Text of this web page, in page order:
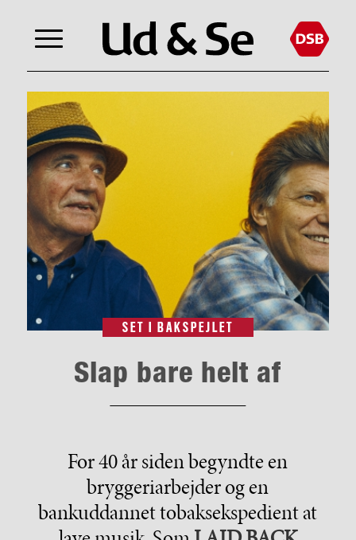
SET I BAKSPEJLET
Slap bare helt af
For 40 år siden begyndte en
bryggeriarbejder og en
bankuddannet tobaksekspedient at